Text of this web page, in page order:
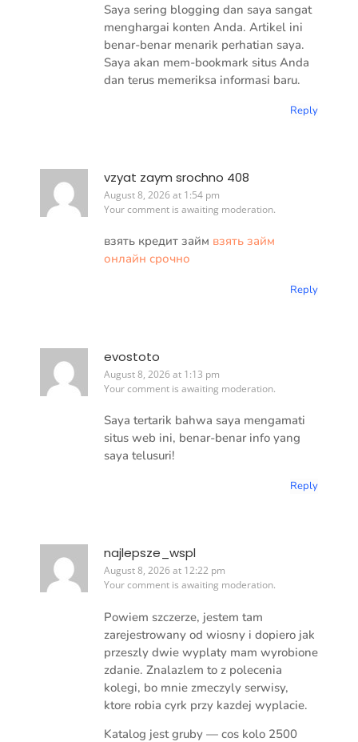
Saya sering blogging dan saya sangat
menghargai konten Anda. Artikel ini
benar-benar menarik perhatian saya.
Saya akan mem-bookmark situs Anda
dan terus memeriksa informasi baru.
Reply
vzyat zaym srochno 408
August 8, 2026 at 1:54 pm
Your comment is awaiting moderation.
взять кредит займ взять займ
онлайн срочно
Reply
evostoto
August 8, 2026 at 1:13 pm
Your comment is awaiting moderation.
Saya tertarik bahwa saya mengamati
situs web ini, benar-benar info yang
saya telusuri!
Reply
najlepsze_wspl
August 8, 2026 at 12:22 pm
Your comment is awaiting moderation.
Powiem szczerze, jestem tam
zarejestrowany od wiosny i dopiero jak
przeszly dwie wyplaty mam wyrobione
zdanie. Znalazlem to z polecenia
kolegi, bo mnie zmeczyly serwisy,
ktore robia cyrk przy kazdej wyplacie.
Katalog jest gruby — cos kolo 2500